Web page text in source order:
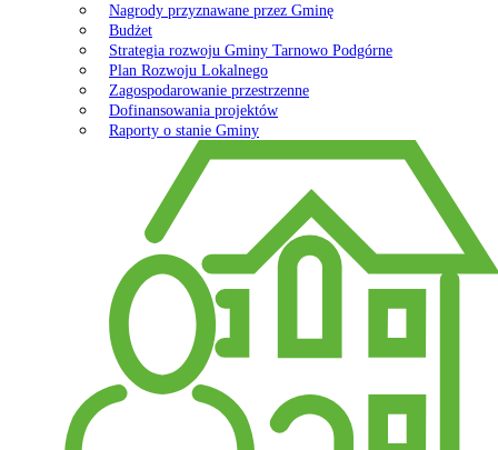
Nagrody przyznawane przez Gminę
Budżet
Strategia rozwoju Gminy Tarnowo Podgórne
Plan Rozwoju Lokalnego
Zagospodarowanie przestrzenne
Dofinansowania projektów
Raporty o stanie Gminy